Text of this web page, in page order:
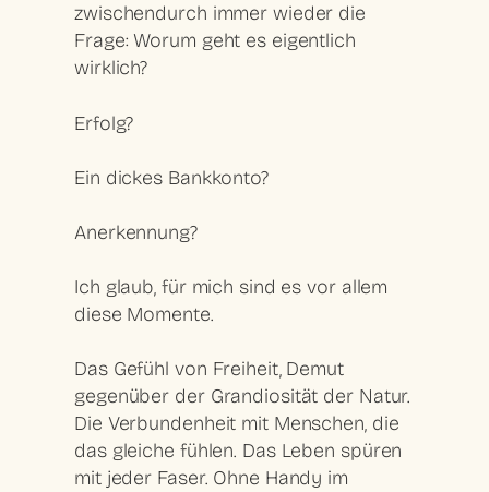
zwischendurch immer wieder die
Frage: Worum geht es eigentlich
wirklich?
Erfolg?
Ein dickes Bankkonto?
Anerkennung?
Ich glaub, für mich sind es vor allem
diese Momente.
Das Gefühl von Freiheit, Demut
gegenüber der Grandiosität der Natur.
Die Verbundenheit mit Menschen, die
das gleiche fühlen. Das Leben spüren
mit jeder Faser. Ohne Handy im